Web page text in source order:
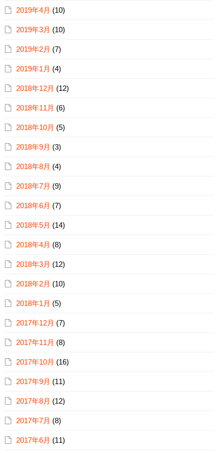
2019年4月 (10)
2019年3月 (10)
2019年2月 (7)
2019年1月 (4)
2018年12月 (12)
2018年11月 (6)
2018年10月 (5)
2018年9月 (3)
2018年8月 (4)
2018年7月 (9)
2018年6月 (7)
2018年5月 (14)
2018年4月 (8)
2018年3月 (12)
2018年2月 (10)
2018年1月 (5)
2017年12月 (7)
2017年11月 (8)
2017年10月 (16)
2017年9月 (11)
2017年8月 (12)
2017年7月 (8)
2017年6月 (11)